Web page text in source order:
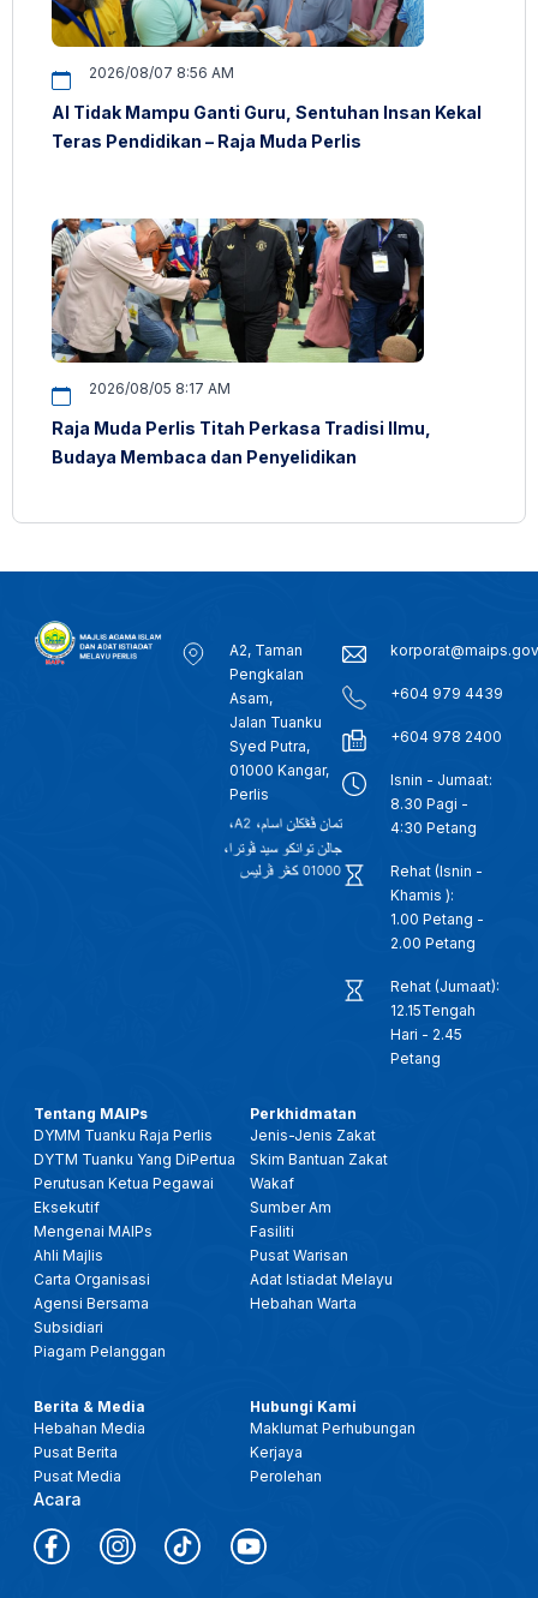
2026/08/07 8:56 AM
AI Tidak Mampu Ganti Guru, Sentuhan Insan Kekal
Teras Pendidikan – Raja Muda Perlis
2026/08/05 8:17 AM
Raja Muda Perlis Titah Perkasa Tradisi Ilmu,
Budaya Membaca dan Penyelidikan
A2, Taman
Pengkalan
Asam,
Jalan Tuanku
Syed Putra,
01000 Kangar,
Perlis
+604 979 4439
+604 978 2400
Isnin - Jumaat:
8.30 Pagi -
4:30 Petang
Rehat (Isnin -
Khamis ):
1.00 Petang -
2.00 Petang
Rehat (Jumaat):
12.15Tengah
Hari - 2.45
Petang
Tentang MAIPs
DYMM Tuanku Raja Perlis
DYTM Tuanku Yang DiPertua
Perutusan Ketua Pegawai
Eksekutif
Mengenai MAIPs
Ahli Majlis
Carta Organisasi
Agensi Bersama
Subsidiari
Piagam Pelanggan
Perkhidmatan
Jenis-Jenis Zakat
Skim Bantuan Zakat
Wakaf
Sumber Am
Fasiliti
Pusat Warisan
Adat Istiadat Melayu
Hebahan Warta
Berita & Media
Hebahan Media
Pusat Berita
Pusat Media
Acara
Hubungi Kami
Maklumat Perhubungan
Kerjaya
Perolehan